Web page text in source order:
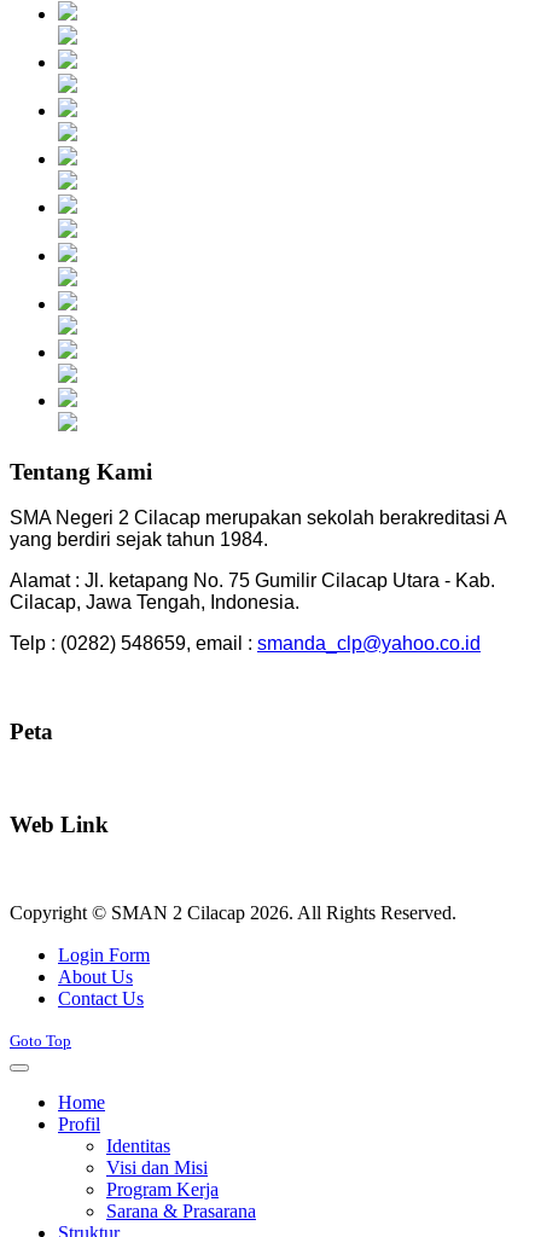
Tentang Kami
SMA Negeri 2 Cilacap merupakan sekolah berakreditasi A
yang berdiri sejak tahun 1984.
Alamat : Jl. ketapang No. 75 Gumilir Cilacap Utara - Kab.
Cilacap, Jawa Tengah, Indonesia.
Telp : (0282) 548659, email : smanda_clp@yahoo.co.id
Peta
Web Link
Copyright © SMAN 2 Cilacap 2026. All Rights Reserved.
Login Form
About Us
Contact Us
Goto Top
Home
Profil
Identitas
Visi dan Misi
Program Kerja
Sarana & Prasarana
Struktur